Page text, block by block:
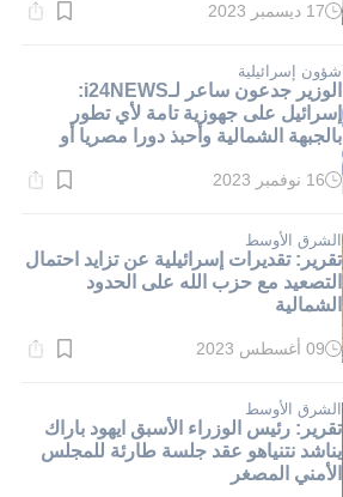
وقت
دقيقة.
17 ديسمبر 2023
شؤون إسرائيلية
الوزير جدعون ساعر لـi24NEWS:
إسرائيل على جهوزية تامة لأي تطور
بالجبهة الشمالية وأحبذ دورا مصريا أو
وقت
دقيقة.
16 نوفمبر 2023
الشرق الأوسط
تقرير: تقديرات إسرائيلية عن تزايد احتمال
التصعيد مع حزب الله على الحدود
الشمالية
وقت
دقيقة.
09 أغسطس 2023
الشرق الأوسط
تقرير: رئيس الوزراء الأسبق ايهود باراك
يناشد نتنياهو عقد جلسة طارئة للمجلس
الأمني المصغر